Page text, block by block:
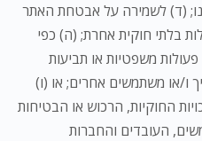
(ד) לשמירה על אבטחת האתר
בלתי חוקית אחרת; (ה) כפי
משפטיות או תביעות
ו/או משתמשים אחרים; או (ו)
החוקיות, הרכוש או הבטיחות
העובדים והחברות